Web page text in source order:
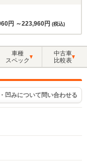
円 ～223,960円 (税込)
車種
スペック
中古車
比較表
凹みについて問い合わせる